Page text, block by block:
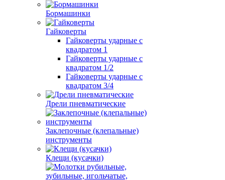
Бормашинки
Гайковерты
Гайковерты ударные с
квадратом 1
Гайковерты ударные с
квадратом 1/2
Гайковерты ударные с
квадратом 3/4
Дрели пневматические
Заклепочные (клепальные)
инструменты
Клещи (кусачки)